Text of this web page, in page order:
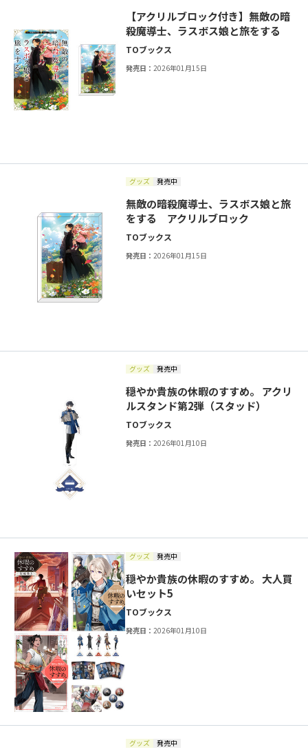
【アクリルブロック付き】無敵の暗
殺魔導士、ラスボス娘と旅をする
TOブックス
発売日：2026年01月15日
グッズ 発売中
無敵の暗殺魔導士、ラスボス娘と旅
をする アクリルブロック
TOブックス
発売日：2026年01月15日
グッズ 発売中
穏やか貴族の休暇のすすめ。 アクリ
ルスタンド第2弾（スタッド）
TOブックス
発売日：2026年01月10日
グッズ 発売中
穏やか貴族の休暇のすすめ。 大人買
いセット5
TOブックス
発売日：2026年01月10日
グッズ 発売中